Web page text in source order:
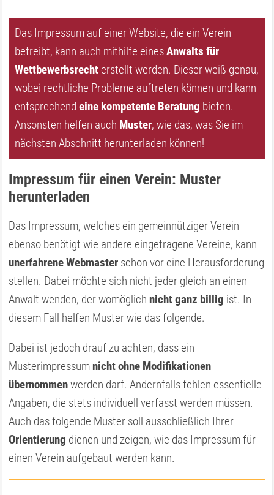
Das Impressum auf einer Website, die ein Verein
betreibt, kann auch mithilfe einesAnwalts für
Wettbewerbsrecht erstellt werden. Dieser weiß genau,
wobei rechtliche Probleme auftreten können und kann
entsprechendeine kompetente Beratung bieten.
Ansonsten helfen auch Muster, wie das, was Sie im
nächsten Abschnitt herunterladen können!
Impressum für einen Verein: Muster
herunterladen
Das Impressum, welches ein gemeinnütziger Verein
ebenso benötigt wie andere eingetragene Vereine, kann
unerfahrene Webmaster schon vor eine Herausforderung
stellen. Dabei möchte sich nicht jeder gleich an einen
Anwalt wenden, der womöglich nicht ganz billig ist. In
diesem Fall helfen Muster wie das folgende.
Dabei ist jedoch drauf zu achten, dass ein
Musterimpressum nicht ohne Modifikationen
übernommenwerden darf. Andernfalls fehlen essentielle
Angaben, die stets individuell verfasst werden müssen.
Auch das folgende Muster soll ausschließlich Ihrer
Orientierung dienen und zeigen, wie das Impressum für
einen Verein aufgebaut werden kann.